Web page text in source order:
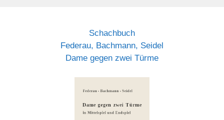
Schachbuch
Federau, Bachmann, Seidel
Dame gegen zwei Türme